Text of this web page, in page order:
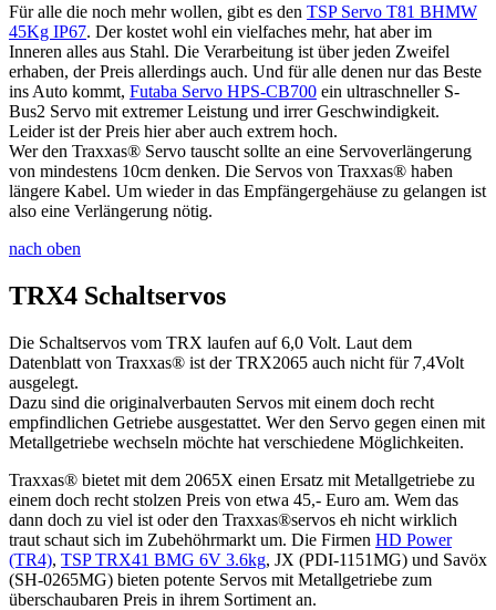
Für alle die noch mehr wollen, gibt es den TSP Servo T81 BHMW
45Kg IP67. Der kostet wohl ein vielfaches mehr, hat aber im
Inneren alles aus Stahl. Die Verarbeitung ist über jeden Zweifel
erhaben, der Preis allerdings auch. Und für alle denen nur das Beste
ins Auto kommt, Futaba Servo HPS-CB700 ein ultraschneller S-
Bus2 Servo mit extremer Leistung und irrer Geschwindigkeit.
Leider ist der Preis hier aber auch extrem hoch.
Wer den Traxxas® Servo tauscht sollte an eine Servoverlängerung
von mindestens 10cm denken. Die Servos von Traxxas® haben
längere Kabel. Um wieder in das Empfängergehäuse zu gelangen ist
also eine Verlängerung nötig.
nach oben
TRX4 Schaltservos
Die Schaltservos vom TRX laufen auf 6,0 Volt. Laut dem
Datenblatt von Traxxas® ist der TRX2065 auch nicht für 7,4Volt
ausgelegt.
Dazu sind die originalverbauten Servos mit einem doch recht
empfindlichen Getriebe ausgestattet. Wer den Servo gegen einen mit
Metallgetriebe wechseln möchte hat verschiedene Möglichkeiten.
Traxxas® bietet mit dem 2065X einen Ersatz mit Metallgetriebe zu
einem doch recht stolzen Preis von etwa 45,- Euro am. Wem das
dann doch zu viel ist oder den Traxxas®servos eh nicht wirklich
traut schaut sich im Zubehöhrmarkt um. Die Firmen HD Power
(TR4), TSP TRX41 BMG 6V 3.6kg, JX (PDI-1151MG) und Savöx
(SH-0265MG) bieten potente Servos mit Metallgetriebe zum
überschaubaren Preis in ihrem Sortiment an.